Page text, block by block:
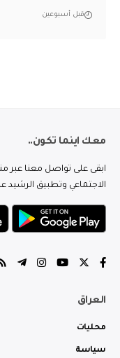
قبل أسبوعين
معك اينما تكون..
ابقى على تواصل معنا عبر
الاجتماعي وتطبيق الرشيد
العراق
محليات
سياسة